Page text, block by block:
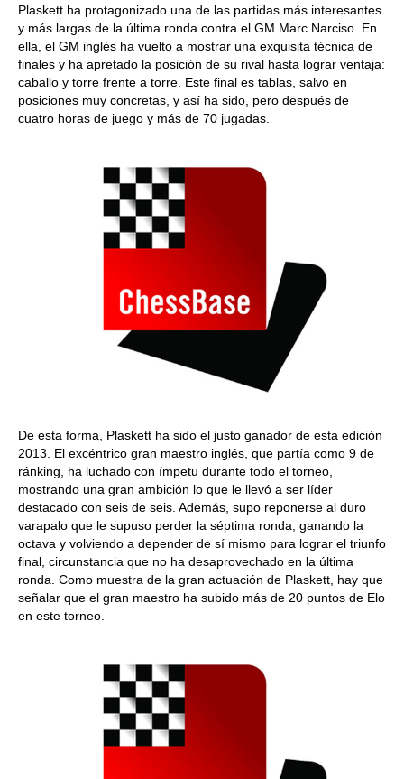
Plaskett ha protagonizado una de las partidas más interesantes
y más largas de la última ronda contra el GM Marc Narciso. En
ella, el GM inglés ha vuelto a mostrar una exquisita técnica de
finales y ha apretado la posición de su rival hasta lograr ventaja:
caballo y torre frente a torre. Este final es tablas, salvo en
posiciones muy concretas, y así ha sido, pero después de
cuatro horas de juego y más de 70 jugadas.
De esta forma, Plaskett ha sido el justo ganador de esta edición
2013. El excéntrico gran maestro inglés, que partía como 9 de
ránking, ha luchado con ímpetu durante todo el torneo,
mostrando una gran ambición lo que le llevó a ser líder
destacado con seis de seis. Además, supo reponerse al duro
varapalo que le supuso perder la séptima ronda, ganando la
octava y volviendo a depender de sí mismo para lograr el triunfo
final, circunstancia que no ha desaprovechado en la última
ronda. Como muestra de la gran actuación de Plaskett, hay que
señalar que el gran maestro ha subido más de 20 puntos de Elo
en este torneo.